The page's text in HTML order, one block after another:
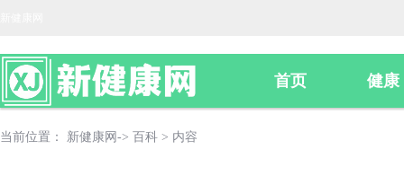
首页 健康
当前位置： 新健康网 -> 百科 > 内容